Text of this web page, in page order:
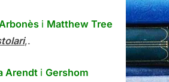
i Matthew Tree
,.
Arendt i Gershom